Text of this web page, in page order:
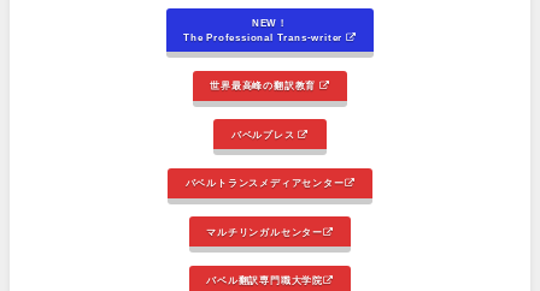
NEW！
The Professional Trans-writer
世界最高峰の翻訳教育
バベルプレス
バベルトランスメディアセンター
マルチリンガルセンター
バベル翻訳専門職大学院